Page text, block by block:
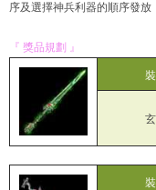
序及選擇神兵利器的順序發放
『 獎品規劃 』